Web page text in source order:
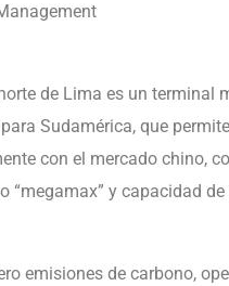
de Lima es un
Sudamérica, que
con el mercado chino,
“megamax” y capacidad
emisiones de carbono,